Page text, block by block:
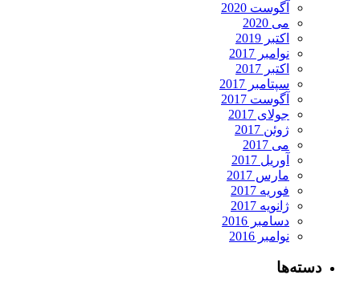
آگوست 2020
می 2020
اکتبر 2019
نوامبر 2017
اکتبر 2017
سپتامبر 2017
آگوست 2017
جولای 2017
ژوئن 2017
می 2017
آوریل 2017
مارس 2017
فوریه 2017
ژانویه 2017
دسامبر 2016
نوامبر 2016
دسته‌ها